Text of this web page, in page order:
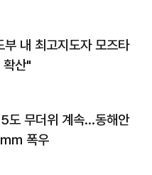
부 내 최고지도자 모즈타
확산"
도 무더위 계속…동해안
㎜ 폭우